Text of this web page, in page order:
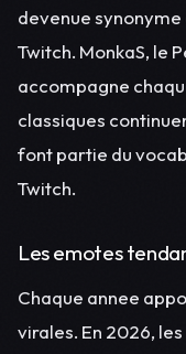
devenue
Twitch. MonkaS, le
accompagne
classiques
font partie du
Twitch.
Les emotes
Chaque annee
virales. En 2026,